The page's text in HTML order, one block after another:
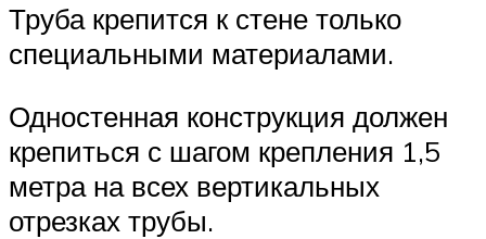
Труба крепится к стене только
специальными материалами.
Одностенная конструкция должен
крепиться с шагом крепления 1,5
метра на всех вертикальных
отрезках трубы.